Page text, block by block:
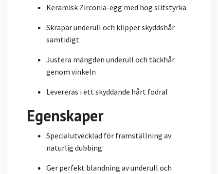
Keramisk Zirconia-egg med hög slitstyrka
Skrapar underull och klipper skyddshår
samtidigt
Justera mängden underull och täckhår
genom vinkeln
Levereras i ett skyddande hårt fodral
Egenskaper
Specialutvecklad för framställning av
naturlig dubbing
Ger perfekt blandning av underull och